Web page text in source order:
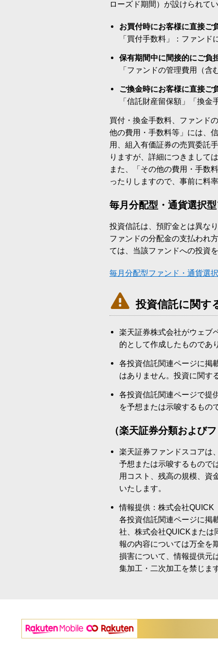
ローズド期間）が設けられて
お買付時にお客様に直接ご
「買付手数料」：ファンド
保有期間中に間接的にご負
「ファンドの管理費用（
ご換金時にお客様に直接ご
「信託財産留保額」「換
買付・換金手数料、ファンド
他の費用・手数料等」には、
用、組入有価証券の売買委託
りますが、詳細につきまして
また、「その他の費用・手数
ったりしますので、事前に料
毎月分配型・通貨選択
投資信託は、預貯金とは異な
ファンドの分配金の支払われ
ては、当該ファンドへの投資
毎月分配型ファンド・通貨選
 投資信託に関す
楽天証券株式会社がウェブ
的として作成したものであ
各投資信託関連ページに掲
はありません。投資に関す
各投資信託関連ページで提
を予想または示唆するもの
（楽天証券分類および
楽天証券ファンドスコアは
予想または示唆するもので
用コスト、残高の規模、資
いたします。
情報提供：株式会社QUICK
各投資信託関連ページに掲
社、株式会社QUICKまたは
報の内容については万全を
損害について、情報提供元
集加工・二次加工を禁じま